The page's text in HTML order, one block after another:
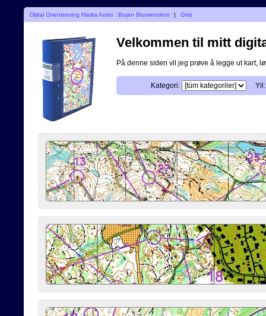
Dijital Orienteering Harita Arsivi : Bojan Blumenstein | Giris
Velkommen til mitt
På denne siden vil jeg prøve å legge ut kart,
Kategori: Yil: